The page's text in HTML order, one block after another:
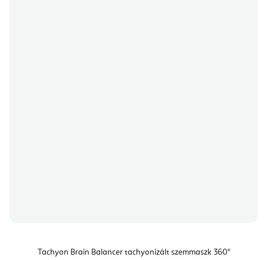
Tachyon Brain Balancer tachyonizált szemmaszk 360°